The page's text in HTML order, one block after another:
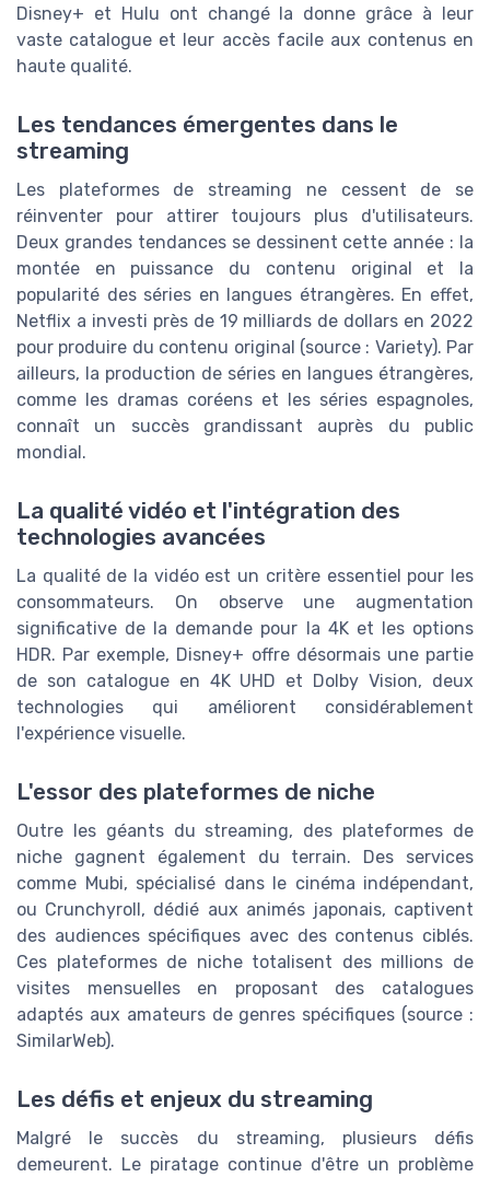
Disney+ et Hulu ont changé la donne grâce à leur
vaste catalogue et leur accès facile aux contenus en
haute qualité.
Les tendances émergentes dans le
streaming
Les plateformes de streaming ne cessent de se
réinventer pour attirer toujours plus d'utilisateurs.
Deux grandes tendances se dessinent cette année : la
montée en puissance du contenu original et la
popularité des séries en langues étrangères. En effet,
Netflix a investi près de 19 milliards de dollars en 2022
pour produire du contenu original (source : Variety). Par
ailleurs, la production de séries en langues étrangères,
comme les dramas coréens et les séries espagnoles,
connaît un succès grandissant auprès du public
mondial.
La qualité vidéo et l'intégration des
technologies avancées
La qualité de la vidéo est un critère essentiel pour les
consommateurs. On observe une augmentation
significative de la demande pour la 4K et les options
HDR. Par exemple, Disney+ offre désormais une partie
de son catalogue en 4K UHD et Dolby Vision, deux
technologies qui améliorent considérablement
l'expérience visuelle.
L'essor des plateformes de niche
Outre les géants du streaming, des plateformes de
niche gagnent également du terrain. Des services
comme Mubi, spécialisé dans le cinéma indépendant,
ou Crunchyroll, dédié aux animés japonais, captivent
des audiences spécifiques avec des contenus ciblés.
Ces plateformes de niche totalisent des millions de
visites mensuelles en proposant des catalogues
adaptés aux amateurs de genres spécifiques (source :
SimilarWeb).
Les défis et enjeux du streaming
Malgré le succès du streaming, plusieurs défis
demeurent. Le piratage continue d'être un problème